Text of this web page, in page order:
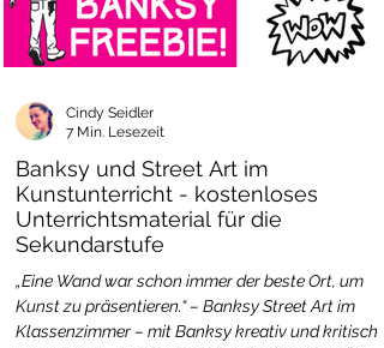
Banksy und Street Art im
Kunstunterricht - kostenloses
Unterrichtsmaterial für die
Sekundarstufe
„Eine Wand war schon immer der beste Ort, um
Kunst zu präsentieren.“ – Banksy Street Art im
Klassenzimmer – mit Banksy kreativ und kritisch
Cindy Seidler
7 Min. Lesezeit